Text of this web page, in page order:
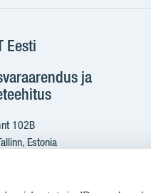
Eesti
ja
102B
Estonia